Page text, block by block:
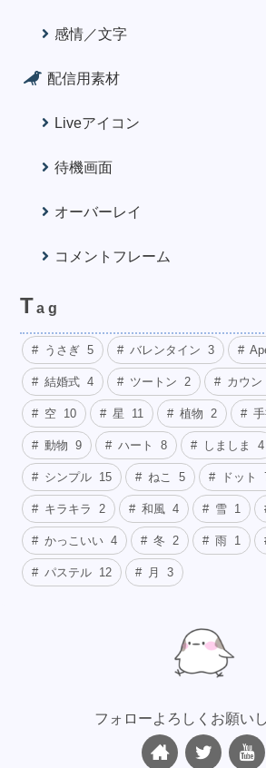
感情／文字
配信用素材
Liveアイコン
待機画面
オーバーレイ
コメントフレーム
Tag
うさぎ 5 バレンタイン 3
結婚式 4 ツートン 2 カウン
空 10 星 11 植物 2
動物 9 ハート 8 しましま 4
シンプル 15 ねこ 5 ドット
キラキラ 2 和風 4 雪 1
かっこいい 4 冬 2 雨 1
パステル 12 月 3
フォローよろしくお願い